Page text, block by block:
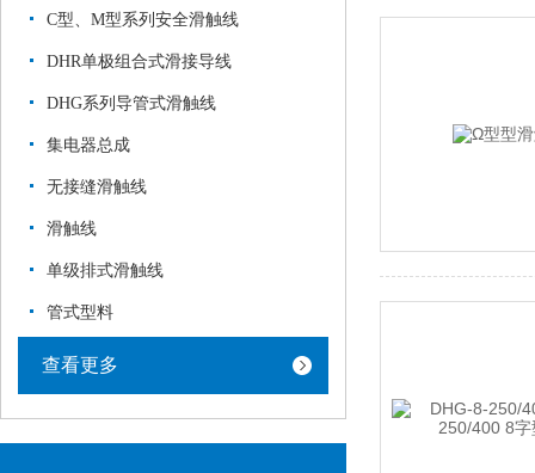
C型、M型系列安全滑触线
DHR单极组合式滑接导线
DHG系列导管式滑触线
集电器总成
无接缝滑触线
滑触线
单级排式滑触线
管式型料
查看更多